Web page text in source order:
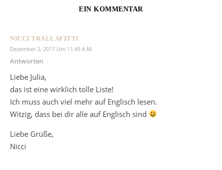
EIN KOMMENTAR
NICCI TRALLAFITTI
Dezember 2, 2017 Um 11:49 A.m.
Antworten
Liebe Julia,
das ist eine wirklich tolle Liste!
Ich muss auch viel mehr auf Englisch lesen.
Witzig, dass bei dir alle auf Englisch sind
Liebe Grüße,
Nicci